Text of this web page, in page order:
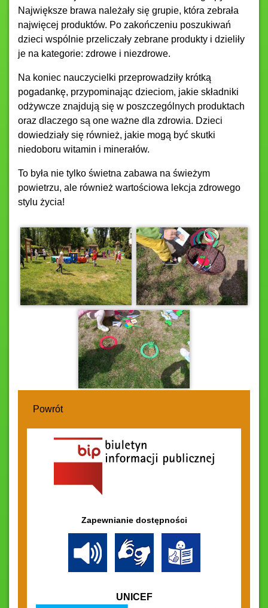
Największe brawa należały się grupie, która zebrała
najwięcej produktów. Po zakończeniu poszukiwań
dzieci wspólnie przeliczały zebrane produkty i dzieliły
je na kategorie: zdrowe i niezdrowe.
Na koniec nauczycielki przeprowadziły krótką
pogadankę, przypominając dzieciom, jakie składniki
odżywcze znajdują się w poszczególnych produktach
oraz dlaczego są one ważne dla zdrowia. Dzieci
dowiedziały się również, jakie mogą być skutki
niedoboru witamin i minerałów.
To była nie tylko świetna zabawa na świeżym
powietrzu, ale również wartościowa lekcja zdrowego
stylu życia!
Powrót
Zapewnianie dostępności
UNICEF